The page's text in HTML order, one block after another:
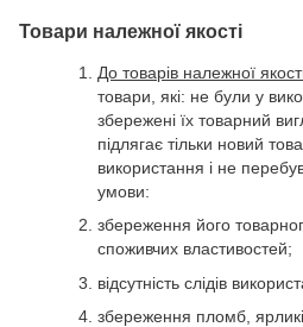
Товари належної якості
До товарів належної
товари, які: не були у
збережені їх товарний
підлягає тільки новий
використання і не
умови:
збереження його
споживчих властивостей;
відсутність слідів
збереження пломб,